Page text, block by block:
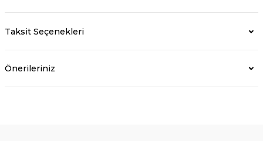
Taksit Seçenekleri
Önerileriniz